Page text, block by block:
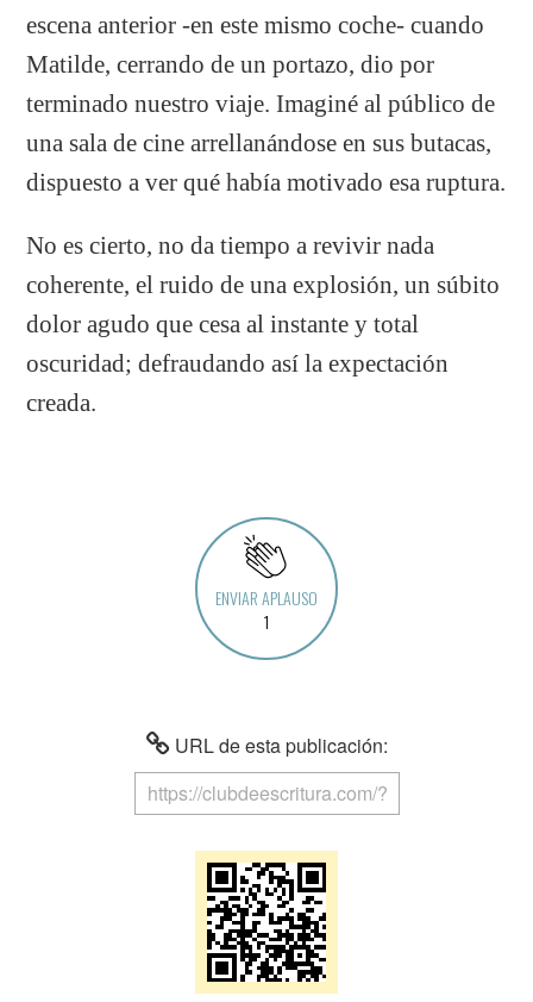
escena anterior -en este mismo coche- cuando
Matilde, cerrando de un portazo, dio por
terminado nuestro viaje. Imaginé al público de
una sala de cine arrellanándose en sus butacas,
dispuesto a ver qué había motivado esa ruptura.
No es cierto, no da tiempo a revivir nada
coherente, el ruido de una explosión, un súbito
dolor agudo que cesa al instante y total
oscuridad; defraudando así la expectación
creada.
ENVIAR APLAUSO
1
URL de esta publicación: